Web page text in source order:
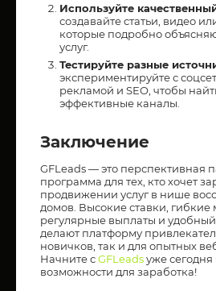
Используйте
создавайте статьи, видео
которые подробно
услуг.
Тестируйте разные
экспериментируйте с
рекламой и SEO, чтобы
эффективные каналы.
Заключение
GFLeads — это перспективная
программа для тех, кто хочет
продвижении услуг в нише
домов. Высокие ставки, гибкие
регулярные выплаты и
делают платформу
новичков, так и для опытных
Начните сGFLeadsуже
возможности для заработка!